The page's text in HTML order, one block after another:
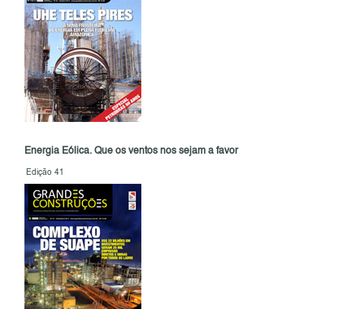
Energia Eólica. Que os ventos nos sejam a favor
Edição 41